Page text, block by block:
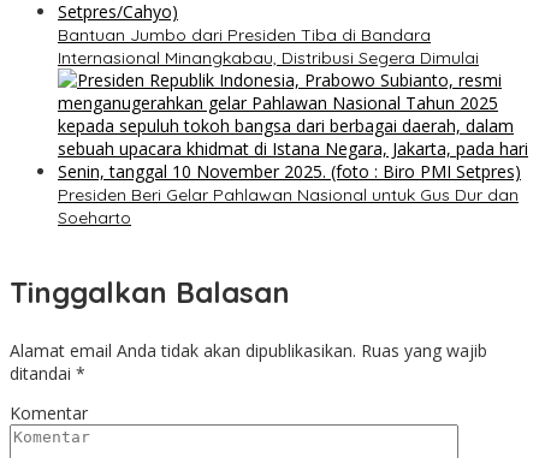
Bantuan Jumbo dari Presiden Tiba di Bandara
Internasional Minangkabau, Distribusi Segera Dimulai
Presiden Beri Gelar Pahlawan Nasional untuk Gus Dur dan
Soeharto
Tinggalkan Balasan
Alamat email Anda tidak akan dipublikasikan. Ruas yang wajib
ditandai *
Komentar